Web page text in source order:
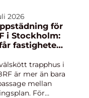
2026
för
i Stockholm:
fastigheten
trapphus
trapphus i
är mer än bara
mellan
För